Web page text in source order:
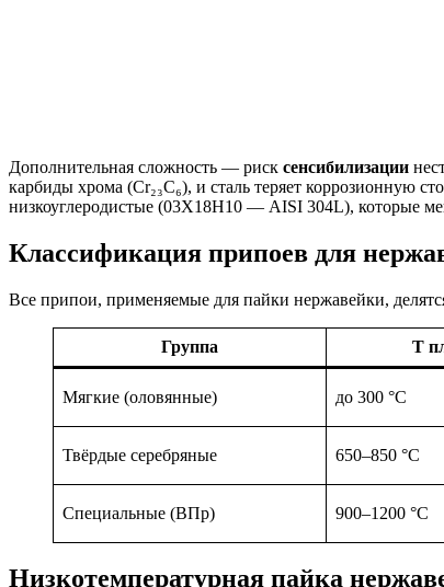
Дополнительная сложность — риск сенсибилизации
карбиды хрома (Cr₂₃C₆), и сталь теряет коррозионную
низкоуглеродистые (03Х18Н10 — AISI 304L), которые
Классификация припоев для
Все припои, применяемые для пайки нержавейки,
Группа T
Мягкие (оловянные) до 300 °C
Твёрдые серебряные 650–850 °C
Специальные (ВПр) 900–1200 °C
Низкотемпературная пайка